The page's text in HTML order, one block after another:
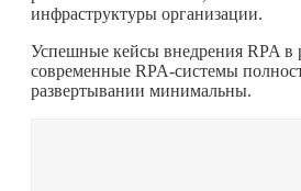
инфраструктуры организации.
Успешные кейсы внедрения RPA
современные RPA-системы
развертывании минимальны.